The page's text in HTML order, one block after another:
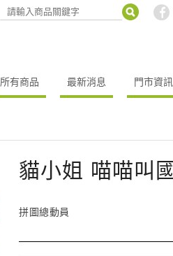
所有商品 最新消息 門市資訊
貓小姐 喵喵叫
拼圖總動員